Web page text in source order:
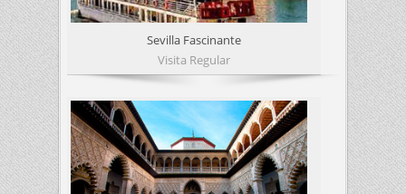
Sevilla Fascinante
Visita Regular